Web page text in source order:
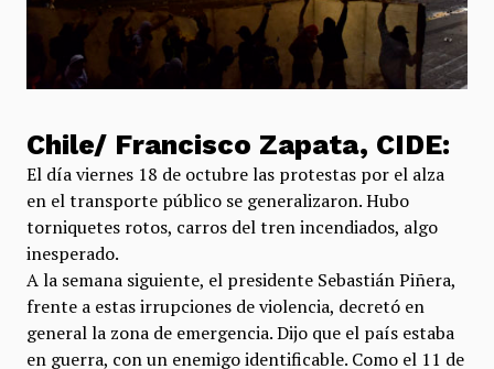
Chile/ Francisco Zapata, CIDE:
El día viernes 18 de octubre las protestas por el alza
en el transporte público se generalizaron. Hubo
torniquetes rotos, carros del tren incendiados, algo
inesperado.
A la semana siguiente, el presidente Sebastián Piñera,
frente a estas irrupciones de violencia, decretó en
general la zona de emergencia. Dijo que el país estaba
en guerra, con un enemigo identificable. Como el 11 de